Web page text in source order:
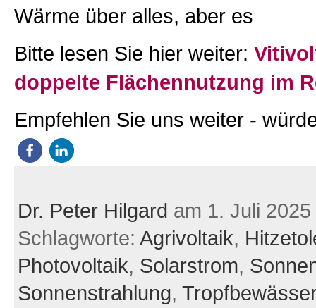
Wärme über alles, aber es
Bitte lesen Sie hier weiter:
doppelte Flächennutzung im
Empfehlen Sie uns weiter -
Dr. Peter Hilgard am 1. Juli 2025
Schlagworte: Agrivoltaik,
Photovoltaik, Solarstrom,
Sonnenstrahlung,